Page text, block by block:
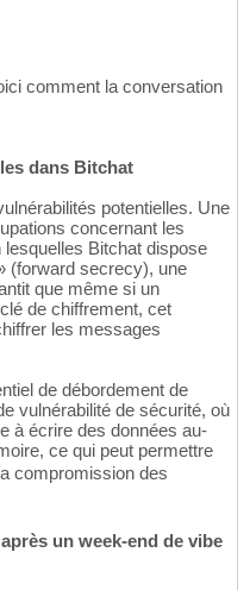
comment la conversation
dans Bitchat
potentielles. Une
concernant les
Bitchat dispose
(forward secrecy), une
que même si un
de chiffrement, cet
les messages
de débordement de
vulnérabilité de sécurité, où
à écrire des données au-
ce qui peut permettre
compromission des
un week-end de vibe